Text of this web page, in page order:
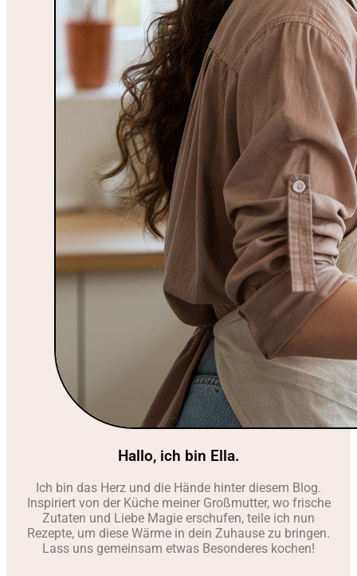
Hallo, ich bin Ella.
Ich bin das Herz und die Hände hinter diesem Blog.
Inspiriert von der Küche meiner Großmutter, wo frische
Zutaten und Liebe Magie erschufen, teile ich nun
Rezepte, um diese Wärme in dein Zuhause zu bringen.
Lass uns gemeinsam etwas Besonderes kochen!